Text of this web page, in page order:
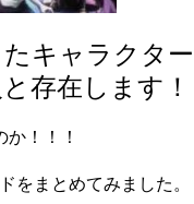
キャラクタ
存在します！
か！！！
をまとめてみました。